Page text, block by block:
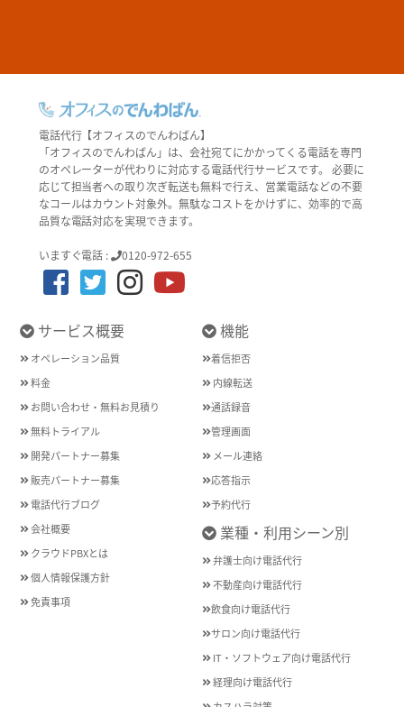
電話代行【オフィスのでんわばん】
「オフィスのでんわばん」は、会社宛てにかかってくる電話を専門
のオペレーターが代わりに対応する電話代行サービスです。 必要に
応じて担当者への取り次ぎ転送も無料で行え、営業電話などの不要
なコールはカウント対象外。無駄なコストをかけずに、効率的で高
品質な電話対応を実現できます。
いますぐ電話 : 0120-972-655
サービス概要
オペレーション品質
料金
お問い合わせ・無料お見積り
無料トライアル
開発パートナー募集
販売パートナー募集
電話代行ブログ
会社概要
クラウドPBXとは
個人情報保護方針
免責事項
機能
着信拒否
内線転送
通話録音
管理画面
メール連絡
応答指示
予約代行
業種・利用シーン別
弁護士向け電話代行
不動産向け電話代行
飲食向け電話代行
サロン向け電話代行
IT・ソフトウェア向け電話代行
経理向け電話代行